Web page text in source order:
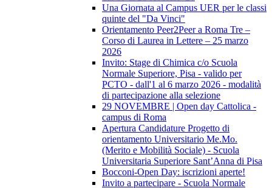
Una Giornata al Campus UER per le classi
quinte del "Da Vinci"
Orientamento Peer2Peer a Roma Tre –
Corso di Laurea in Lettere – 25 marzo
2026
Invito: Stage di Chimica c/o Scuola
Normale Superiore, Pisa - valido per
PCTO - dall'1 al 6 marzo 2026 - modalità
di partecipazione alla selezione
29 NOVEMBRE | Open day Cattolica -
campus di Roma
Apertura Candidature Progetto di
orientamento Universitario Me.Mo.
(Merito e Mobilità Sociale) - Scuola
Universitaria Superiore Sant’Anna di Pisa
Bocconi-Open Day: iscrizioni aperte!
Invito a partecipare - Scuola Normale